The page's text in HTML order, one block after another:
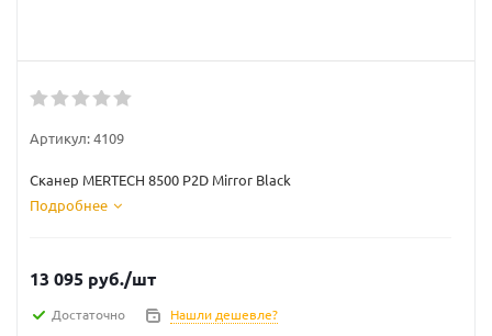
Артикул:4109
Сканер MERTECH 8500 P2D Mirror Black
Подробнее
13 095 руб./шт
Достаточно Нашли дешевле?